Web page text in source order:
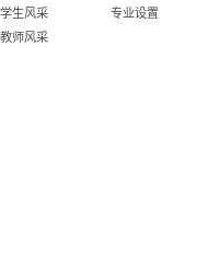
学生风采
教师风采
专业设置